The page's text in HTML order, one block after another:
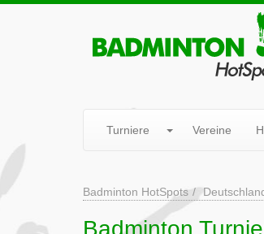
Turniere Vereine
Badminton HotSpots
Badminton